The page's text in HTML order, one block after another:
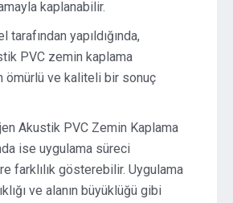
kaplanabilir.
yapıldığında,
PVC zemin kaplama
ömürlü ve kaliteli bir sonuç
Akustik PVC Zemin Kaplama
ise uygulama süreci
farklılık gösterebilir. Uygulama
ve alanın büyüklüğü gibi